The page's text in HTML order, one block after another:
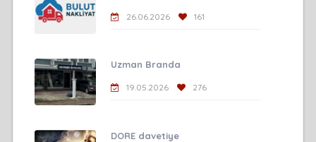
26.06.2026 161
Uzman Branda
19.05.2026 276
DORE davetiye